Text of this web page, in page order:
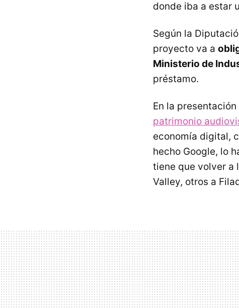
donde iba a estar
Según la
proyecto va a
Ministerio de
préstamo.
En la presentación
patrimonio
economía digital,
hecho Google, lo
tiene que volver a
Valley, otros a